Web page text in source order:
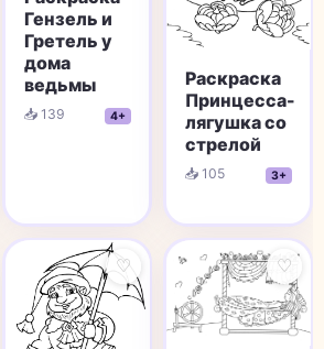
Гензель и
Гретель у
дома
ведьмы
📥 139 4+
Раскраска
Принцесса-
лягушка со
стрелой
📥 105 3+
♡ ♡